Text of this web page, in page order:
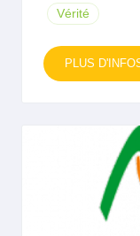
Vérité
PLUS